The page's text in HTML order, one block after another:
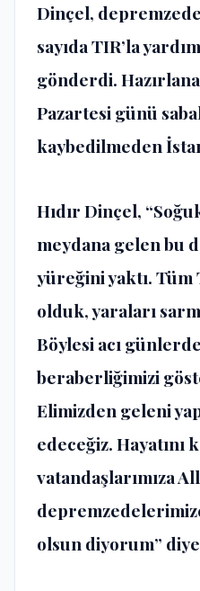
Dinçel,
sayıda TIR’la
gönderdi.
Pazartesi günü
kaybedilmeden
Hıdır Dinçel,
meydana gelen bu
yüreğini yaktı.
olduk, yaraları
Böylesi acı
beraberliğimizi
Elimizden geleni
edeceğiz. Hayatını
vatandaşlarımıza
olsun diyorum”